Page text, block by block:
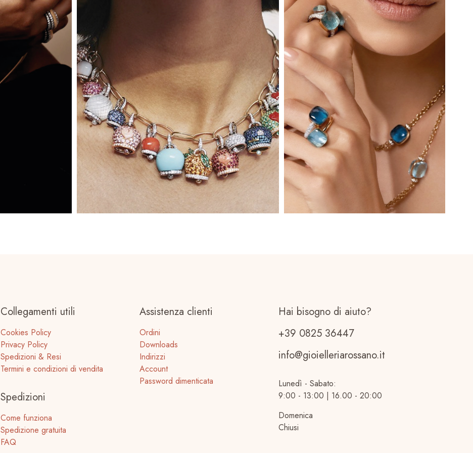
Collegamenti utili
Cookies Policy
Privacy Policy
Spedizioni & Resi
Termini e condizioni di vendita
Spedizioni
Come funziona
Spedizione gratuita
FAQ
Assistenza clienti
Ordini
Downloads
Indirizzi
Account
Password dimenticata
Hai bisogno di aiuto?
+39 0825 36447
info@gioielleriarossano.it
Lunedì - Sabato:
9:00 - 13:00 | 16.00 - 20:00
Domenica
Chiusi